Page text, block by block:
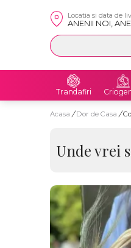
Locatia si data de
ANENII NOI,
Trandafiri
Acasa / Dor de Casa /
Unde vrei